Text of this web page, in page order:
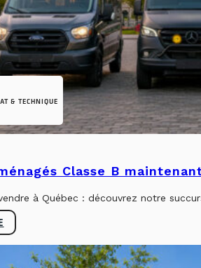
& TECHNIQUE
Classe B
à Québec : découvrez notre